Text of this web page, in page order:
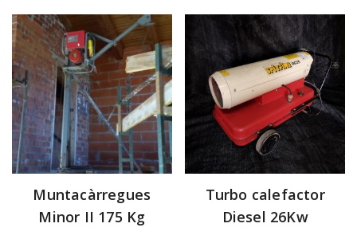
Muntacàrregues
Minor II 175 Kg
Turbo calefactor
Diesel 26Kw